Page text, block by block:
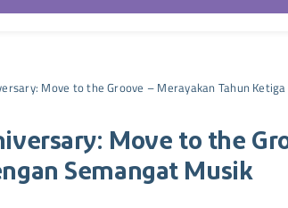
Move to the Groove – Merayakan Tahun
Move to the
Semangat Musik